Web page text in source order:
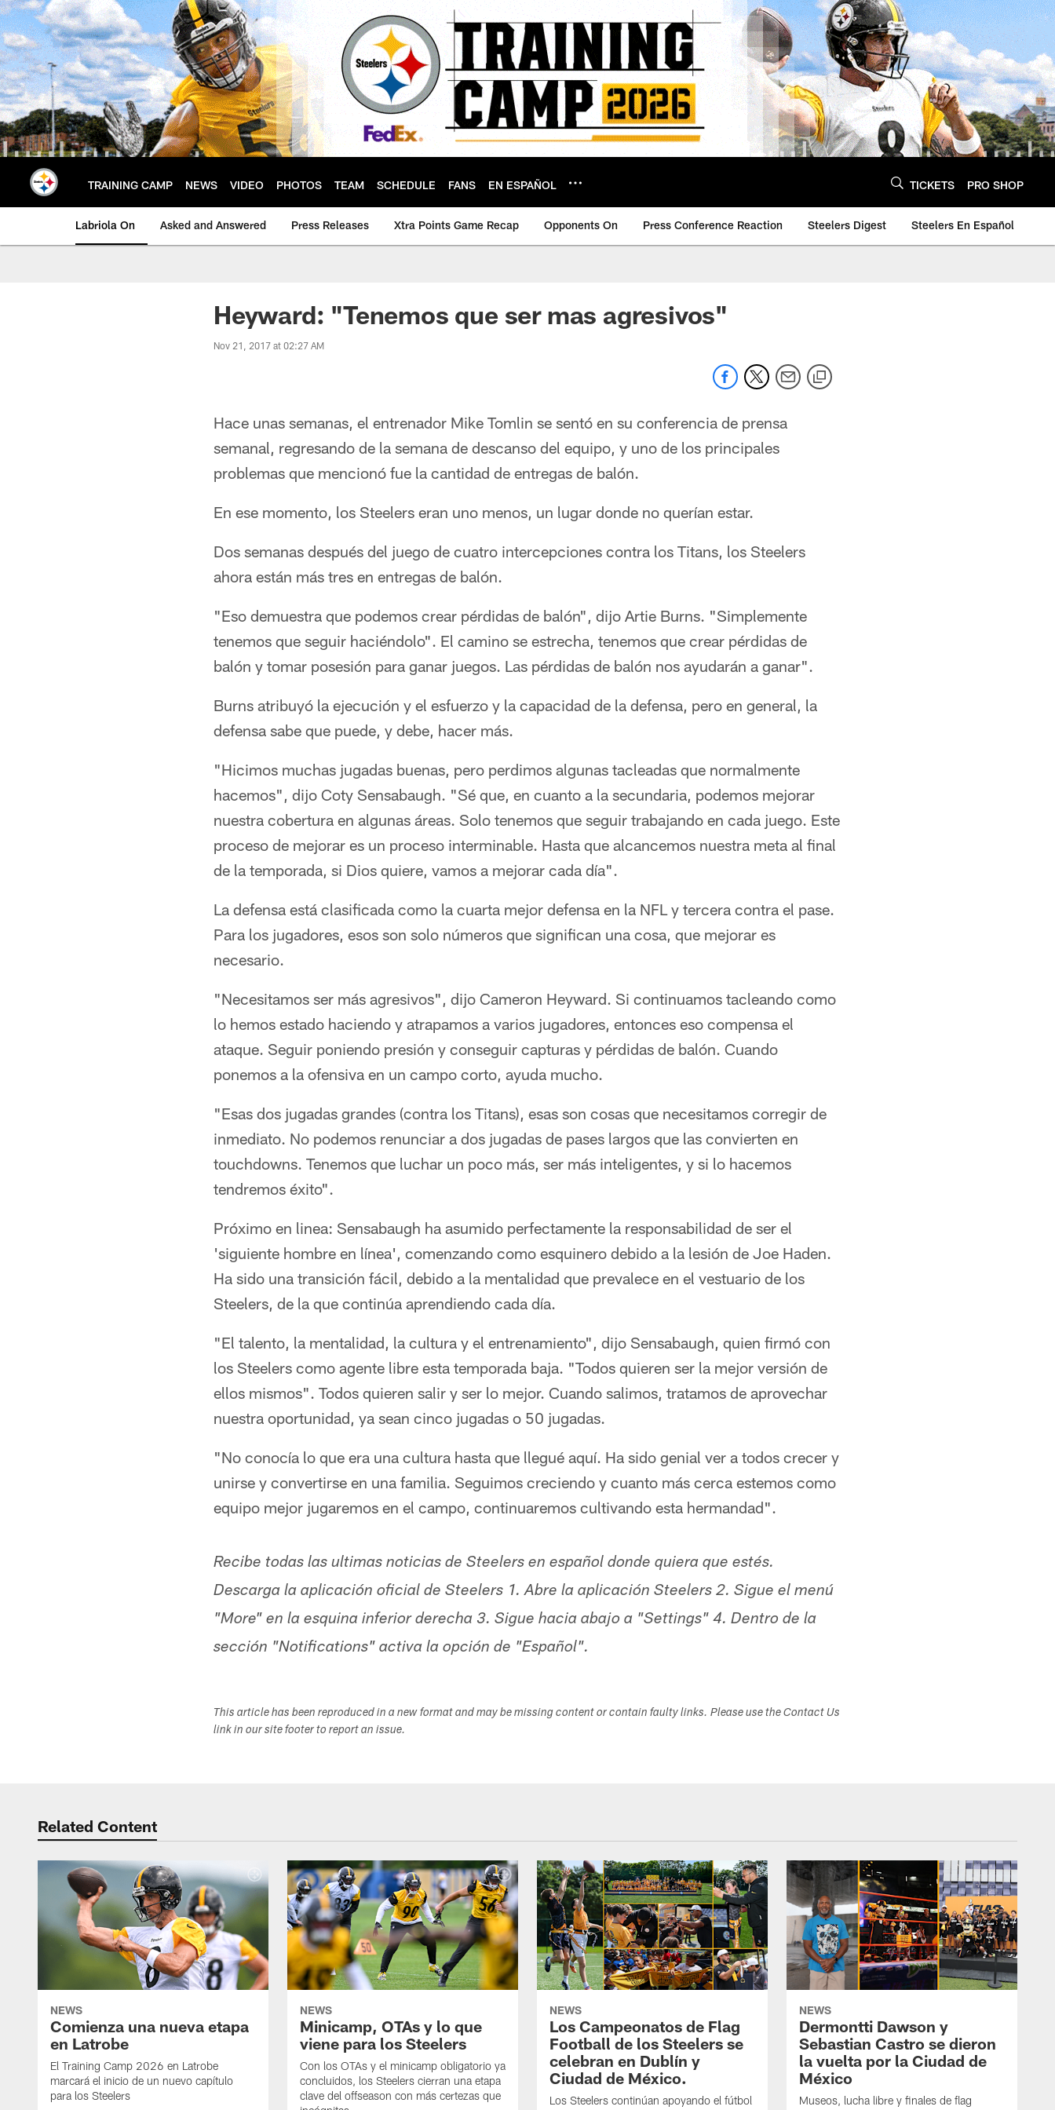
Skip
to
main
content
TRAINING CAMP NEWS VIDEO PHOTOS TEAM SCHEDULE FANS EN ESPAÑOL TICKETS PRO SHOP
Labriola On Asked and Answered Press Releases Xtra Points Game Recap Opponents On Press Conference Reaction Steelers Digest Steelers En Español
Heyward: "Tenemos que ser mas agresivos"
Nov 21, 2017 at 02:27 AM
Hace unas semanas, el entrenador Mike Tomlin se sentó en su conferencia de prensa
semanal, regresando de la semana de descanso del equipo, y uno de los principales
problemas que mencionó fue la cantidad de entregas de balón.
En ese momento, los Steelers eran uno menos, un lugar donde no querían estar.
Dos semanas después del juego de cuatro intercepciones contra los Titans, los Steelers
ahora están más tres en entregas de balón.
"Eso demuestra que podemos crear pérdidas de balón", dijo Artie Burns. "Simplemente
tenemos que seguir haciéndolo". El camino se estrecha, tenemos que crear pérdidas de
balón y tomar posesión para ganar juegos. Las pérdidas de balón nos ayudarán a ganar".
Burns atribuyó la ejecución y el esfuerzo y la capacidad de la defensa, pero en general, la
defensa sabe que puede, y debe, hacer más.
"Hicimos muchas jugadas buenas, pero perdimos algunas tacleadas que normalmente
hacemos", dijo Coty Sensabaugh. "Sé que, en cuanto a la secundaria, podemos mejorar
nuestra cobertura en algunas áreas. Solo tenemos que seguir trabajando en cada juego. Este
proceso de mejorar es un proceso interminable. Hasta que alcancemos nuestra meta al final
de la temporada, si Dios quiere, vamos a mejorar cada día".
La defensa está clasificada como la cuarta mejor defensa en la NFL y tercera contra el pase.
Para los jugadores, esos son solo números que significan una cosa, que mejorar es
necesario.
"Necesitamos ser más agresivos", dijo Cameron Heyward. Si continuamos tacleando como
lo hemos estado haciendo y atrapamos a varios jugadores, entonces eso compensa el
ataque. Seguir poniendo presión y conseguir capturas y pérdidas de balón. Cuando
ponemos a la ofensiva en un campo corto, ayuda mucho.
"Esas dos jugadas grandes (contra los Titans), esas son cosas que necesitamos corregir de
inmediato. No podemos renunciar a dos jugadas de pases largos que las convierten en
touchdowns. Tenemos que luchar un poco más, ser más inteligentes, y si lo hacemos
tendremos éxito".
Próximo en linea: Sensabaugh ha asumido perfectamente la responsabilidad de ser el
'siguiente hombre en línea', comenzando como esquinero debido a la lesión de Joe Haden.
Ha sido una transición fácil, debido a la mentalidad que prevalece en el vestuario de los
Steelers, de la que continúa aprendiendo cada día.
"El talento, la mentalidad, la cultura y el entrenamiento", dijo Sensabaugh, quien firmó con
los Steelers como agente libre esta temporada baja. "Todos quieren ser la mejor versión de
ellos mismos". Todos quieren salir y ser lo mejor. Cuando salimos, tratamos de aprovechar
nuestra oportunidad, ya sean cinco jugadas o 50 jugadas.
"No conocía lo que era una cultura hasta que llegué aquí. Ha sido genial ver a todos crecer y
unirse y convertirse en una familia. Seguimos creciendo y cuanto más cerca estemos como
equipo mejor jugaremos en el campo, continuaremos cultivando esta hermandad".
Recibe todas las ultimas noticias de Steelers en español donde quiera que estés.
Descarga la aplicación oficial de Steelers 1. Abre la aplicación Steelers 2. Sigue el menú
"More" en la esquina inferior derecha 3. Sigue hacia abajo a "Settings" 4. Dentro de la
sección "Notifications" activa la opción de "Español".
This article has been reproduced in a new format and may be missing content or contain faulty links. Please use the Contact Us
link in our site footer to report an issue.
Related Content
NEWS
Comienza una nueva etapa
en Latrobe
El Training Camp 2026 en Latrobe
marcará el inicio de un nuevo capítulo
para los Steelers
NEWS
Minicamp, OTAs y lo que
viene para los Steelers
Con los OTAs y el minicamp obligatorio ya
concluidos, los Steelers cierran una etapa
clave del offseason con más certezas que
NEWS
Los Campeonatos de Flag
Football de los Steelers se
celebran en Dublín y
Ciudad de México.
Los Steelers continúan apoyando el fútbol
NEWS
Dermontti Dawson y
Sebastian Castro se dieron
la vuelta por la Ciudad de
México
Museos, lucha libre y finales de flag